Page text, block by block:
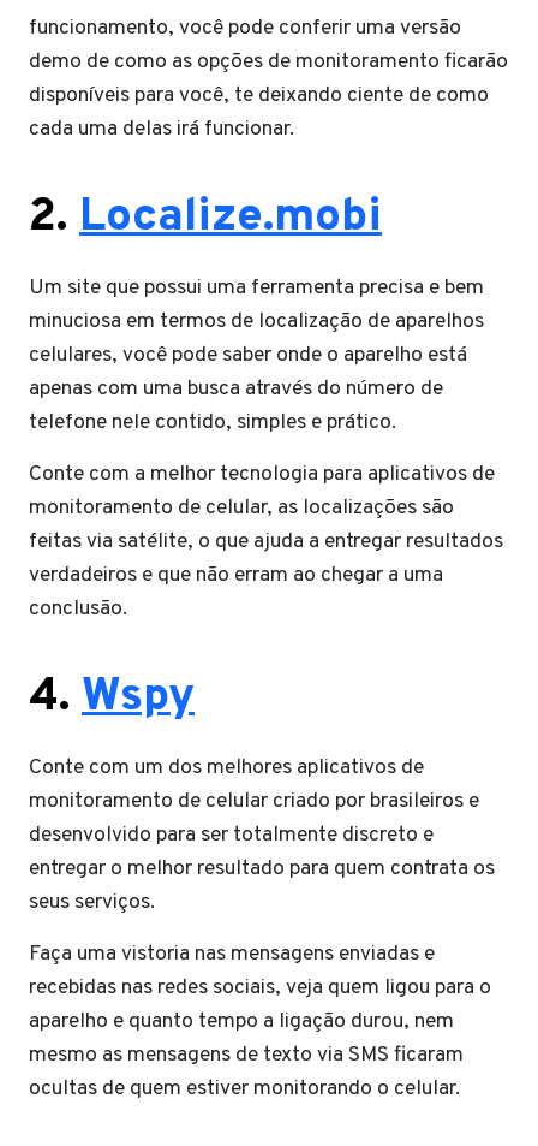
funcionamento, você pode conferir uma versão
demo de como as opções de monitoramento ficarão
disponíveis para você, te deixando ciente de como
cada uma delas irá funcionar.
2. Localize.mobi
Um site que possui uma ferramenta precisa e bem
minuciosa em termos de localização de aparelhos
celulares, você pode saber onde o aparelho está
apenas com uma busca através do número de
telefone nele contido, simples e prático.
Conte com a melhor tecnologia para aplicativos de
monitoramento de celular, as localizações são
feitas via satélite, o que ajuda a entregar resultados
verdadeiros e que não erram ao chegar a uma
conclusão.
4. Wspy
Conte com um dos melhores aplicativos de
monitoramento de celular criado por brasileiros e
desenvolvido para ser totalmente discreto e
entregar o melhor resultado para quem contrata os
seus serviços.
Faça uma vistoria nas mensagens enviadas e
recebidas nas redes sociais, veja quem ligou para o
aparelho e quanto tempo a ligação durou, nem
mesmo as mensagens de texto via SMS ficaram
ocultas de quem estiver monitorando o celular.